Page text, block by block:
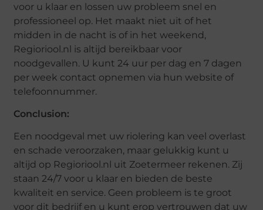
voor u klaar en lossen uw probleem snel en
professioneel op. Het maakt niet uit of het
midden in de nacht is of in het weekend,
Regioriool.nl is altijd bereikbaar voor
noodgevallen. U kunt 24 uur per dag en 7 dagen
per week contact opnemen via hun website of
telefoonnummer.
Conclusion:
Een noodgeval met uw riolering kan veel overlast
en schade veroorzaken, maar gelukkig kunt u
altijd op Regioriool.nl uit Zoetermeer rekenen. Zij
staan 24/7 voor u klaar en bieden de beste
kwaliteit en service. Geen probleem is te groot
voor dit bedrijf en u kunt erop vertrouwen dat uw